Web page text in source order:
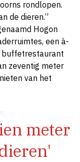
rondlopen.
de dieren.”
Hogon
een à-
buffetrestaurant
zeventig meter
van het
meter